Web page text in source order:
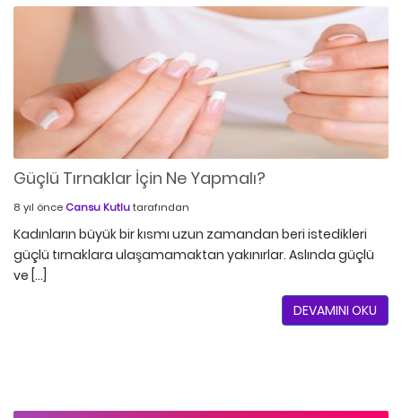
Güçlü Tırnaklar İçin Ne Yapmalı?
8 yıl önce Cansu Kutlutarafından
Kadınların büyük bir kısmı uzun zamandan beri istedikleri
güçlü tırnaklara ulaşamamaktan yakınırlar. Aslında güçlü
ve […]
DEVAMINI OKU